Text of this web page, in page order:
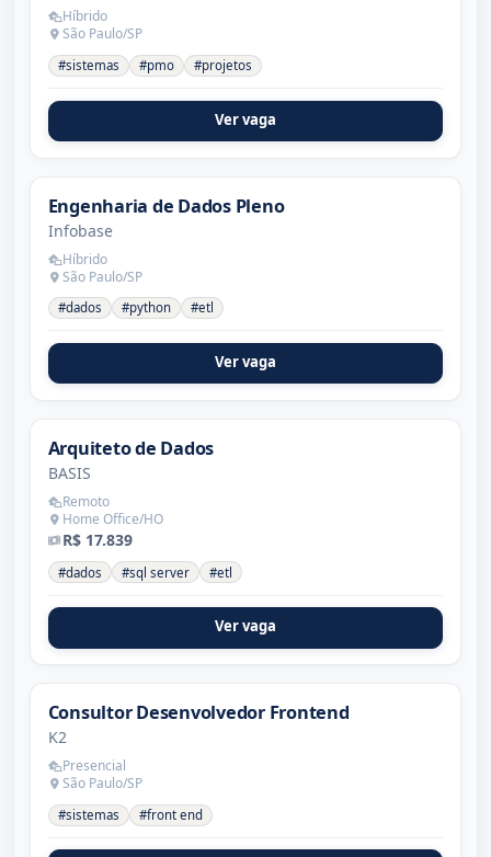
Híbrido
São Paulo/SP
#sistemas #pmo #projetos
Ver vaga
Engenharia de Dados Pleno
Infobase
Híbrido
São Paulo/SP
#dados #python #etl
Ver vaga
Arquiteto de Dados
BASIS
Remoto
Home Office/HO
R$ 17.839
#dados #sql server #etl
Ver vaga
Consultor Desenvolvedor Frontend
K2
Presencial
São Paulo/SP
#sistemas #front end